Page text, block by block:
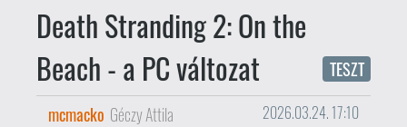
Stranding első része is egy
váratlan húzás volt, tele
nemkonvencionális elemekkel, és
a Kojima-védjegynek számító
újító szándékkal,